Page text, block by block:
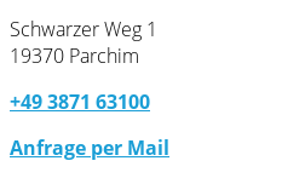
Schwarzer Weg 1
19370 Parchim
+49 3871 63100
Anfrage per Mail